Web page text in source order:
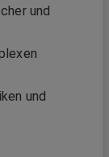
und
und